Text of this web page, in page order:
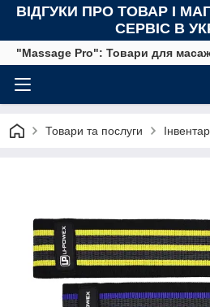
ВІДГУКИ ПРО ТОВАР І
СЕРВІС В
"Massage Pro": Товари для
Товари та послуги